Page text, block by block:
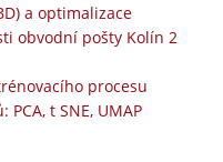
a optimalizace
obvodní pošty Kolín 2
procesu
t SNE, UMAP